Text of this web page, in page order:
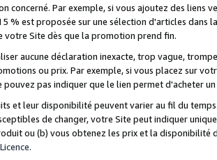
concerné. Par exemple, si vous ajoutez des
% est proposée sur une sélection d'articles
votre Site dès que la promotion prend fin.
aucune déclaration inexacte, trop vague,
ou prix. Par exemple, si vous placez sur
pouvez pas indiquer que le lien permet d'acheter
et leur disponibilité peuvent varier au fil du
de changer, votre Site peut indiquer
ou (b) vous obtenez les prix et la disponibilité
Licence.